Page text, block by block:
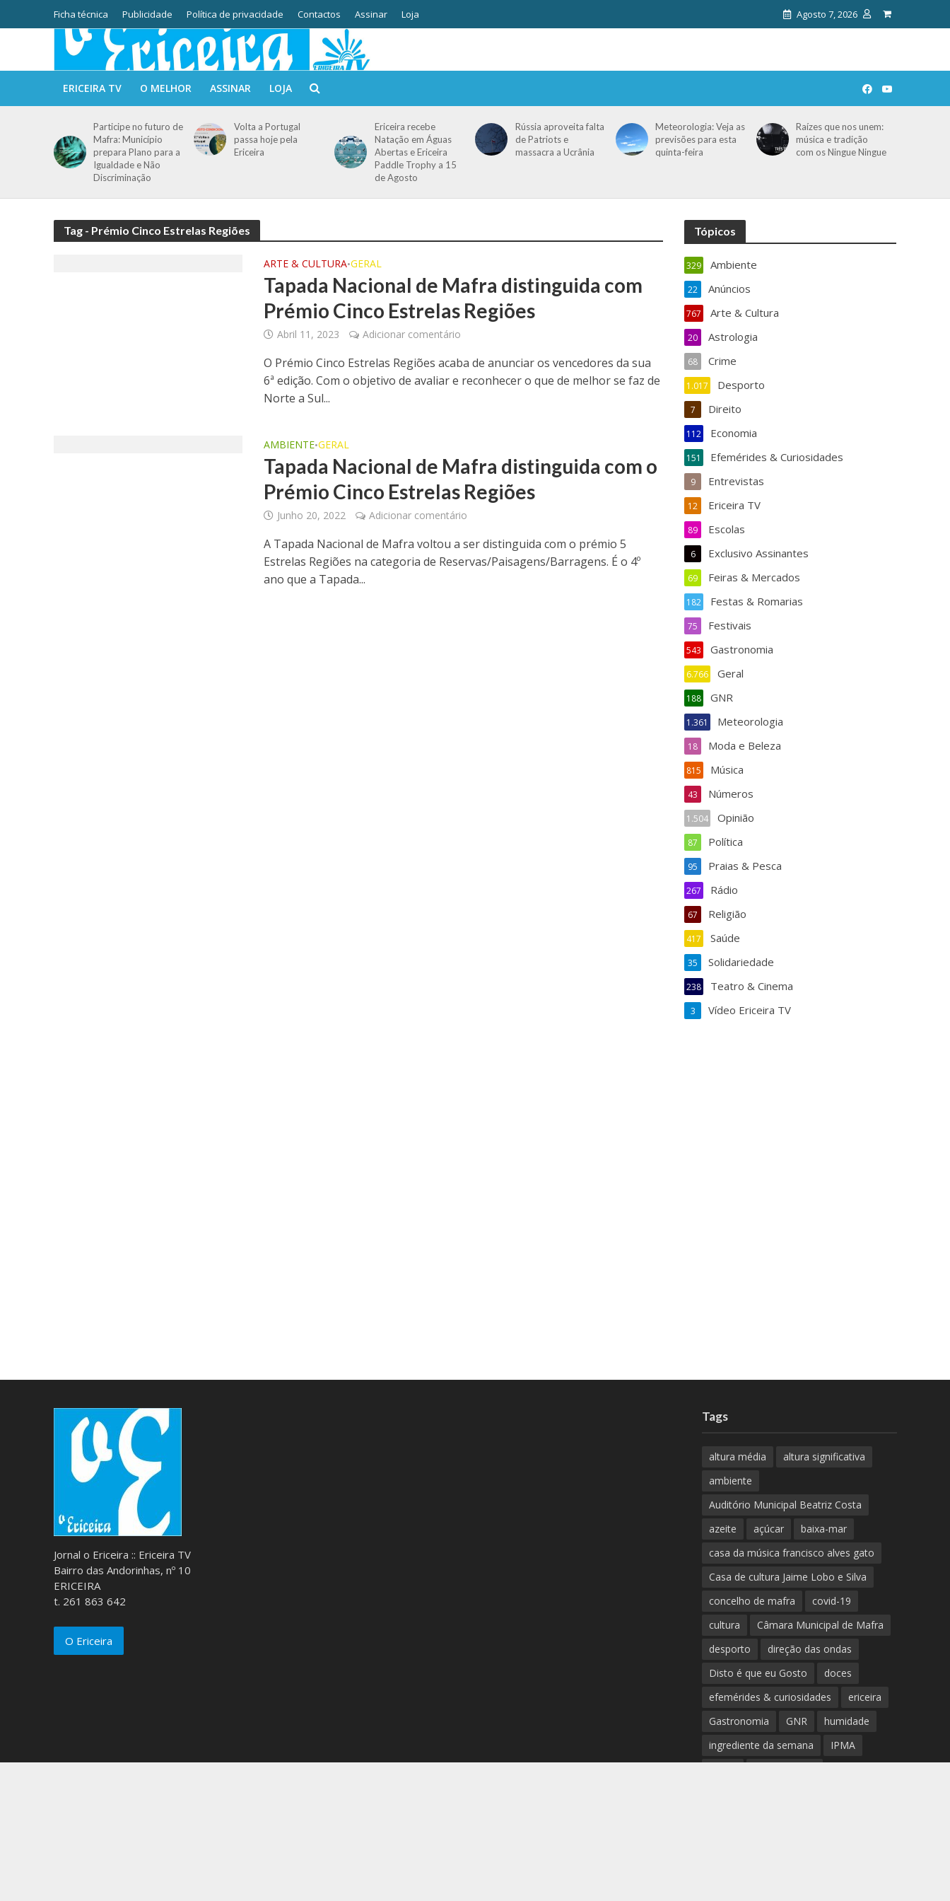
Ficha técnica Publicidade Política de privacidade Contactos Assinar Loja Agosto 7, 2026
ERICEIRA TV O MELHOR ASSINAR LOJA
Participe no futuro de
Mafra: Município
prepara Plano para a
Igualdade e Não
Discriminação
Volta a Portugal
passa hoje pela
Ericeira
Ericeira recebe
Natação em Águas
Abertas e Ericeira
Paddle Trophy a 15
de Agosto
Rússia aproveita falta
de Patriots e
massacra a Ucrânia
Meteorologia: Veja as
previsões para esta
quinta-feira
Raízes que nos unem:
música e tradição
com os Ningue Ningue
Tag - Prémio Cinco Estrelas Regiões
ARTE & CULTURA•GERAL
Tapada Nacional de Mafra distinguida com
Prémio Cinco Estrelas Regiões
Abril 11, 2023 Adicionar comentário
O Prémio Cinco Estrelas Regiões acaba de anunciar os vencedores da sua
6ª edição. Com o objetivo de avaliar e reconhecer o que de melhor se faz de
Norte a Sul...
AMBIENTE•GERAL
Tapada Nacional de Mafra distinguida com o
Prémio Cinco Estrelas Regiões
Junho 20, 2022 Adicionar comentário
A Tapada Nacional de Mafra voltou a ser distinguida com o prémio 5
Estrelas Regiões na categoria de Reservas/Paisagens/Barragens. É o 4º
ano que a Tapada...
Tópicos
Ambiente
329
Anúncios
22
Arte & Cultura
767
Astrologia
20
Crime
68
Desporto
1.017
Direito
7
Economia
112
Efemérides & Curiosidades
151
Entrevistas
9
Ericeira TV
12
Escolas
89
Exclusivo Assinantes
6
Feiras & Mercados
69
Festas & Romarias
182
Festivais
75
Gastronomia
543
Geral
6.766
GNR
188
Meteorologia
1.361
Moda e Beleza
18
Música
815
Números
43
Opinião
1.504
Política
87
Praias & Pesca
95
Rádio
267
Religião
67
Saúde
417
Solidariedade
35
Teatro & Cinema
238
Vídeo Ericeira TV
3
Jornal o Ericeira :: Ericeira TV
Bairro das Andorinhas, nº 10
ERICEIRA
t. 261 863 642
O Ericeira
Tags
altura média
altura significativa
ambiente
Auditório Municipal Beatriz Costa
azeite
açúcar
baixa-mar
casa da música francisco alves gato
Casa de cultura Jaime Lobo e Silva
concelho de mafra
covid-19
cultura
Câmara Municipal de Mafra
desporto
direção das ondas
Disto é que eu Gosto
doces
efemérides & curiosidades
ericeira
Gastronomia
GNR
humidade
ingrediente da semana
IPMA